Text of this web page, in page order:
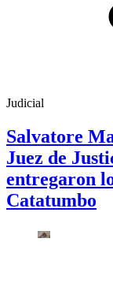
Judicial
Salvatore
Juez de
entregaron
Catatumbo